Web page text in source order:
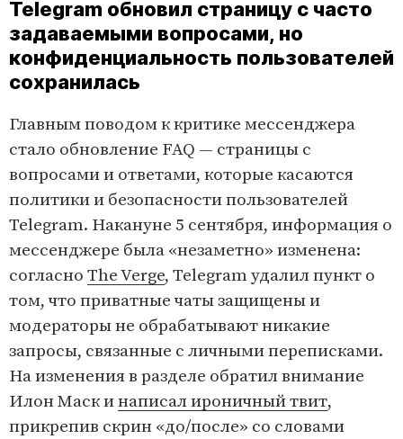
Telegram обновил страницу с часто
задаваемыми вопросами, но
конфиденциальность пользователей
сохранилась
Главным поводом к критике мессенджера
стало обновление FAQ — страницы с
вопросами и ответами, которые касаются
политики и безопасности пользователей
Telegram. Накануне 5 сентября, информация о
мессенджере была «незаметно» изменена:
согласно The Verge, Telegram удалил пункт о
том, что приватные чаты защищены и
модераторы не обрабатывают никакие
запросы, связанные с личными переписками.
На изменения в разделе обратил внимание
Илон Маск инаписал ироничный твит,
прикрепив скрин «до/после» со словами